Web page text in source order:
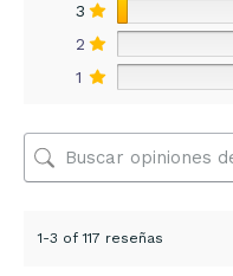
3
2
1
1-3 of 117 reseñas